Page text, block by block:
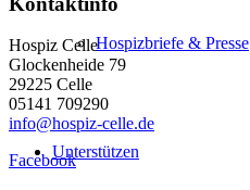
Hospizbriefe & Presse
Unterstützen
Hospiz Celle
Glockenheide 79
29225 Celle
05141 709290
info@hospiz-celle.de
Facebook